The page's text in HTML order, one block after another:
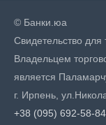
© Банки.юа
Свидетельство
Владельцем
является
г. Ирпень,
+38 (095) 692-58-84